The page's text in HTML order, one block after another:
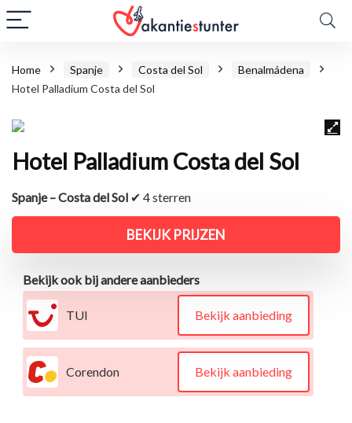
Home Spanje Costa del Sol
Benalmádena
Hotel Palladium Costa del Sol
Hotel Palladium Costa del Sol
Spanje – Costa del Sol ✔ 4 sterren
BEKIJK PRIJZEN
Bekijk ook bij andere aanbieders
TUI Bekijk aanbieding
Corendon Bekijk aanbieding